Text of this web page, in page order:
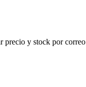
y stock por